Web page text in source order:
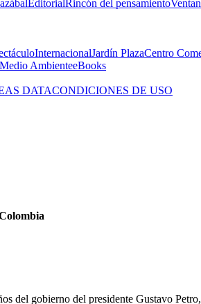
Editorial Rincón del pensamiento
InternacionalJardín PlazaCentro
Medio AmbienteeBooks
DATACONDICIONES DE USO
del gobierno del presidente Gustavo